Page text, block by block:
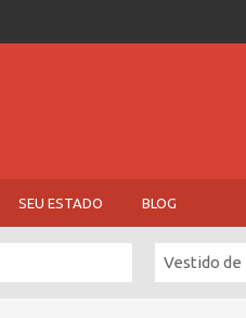
SEU ESTADO BLOG
Vestido de